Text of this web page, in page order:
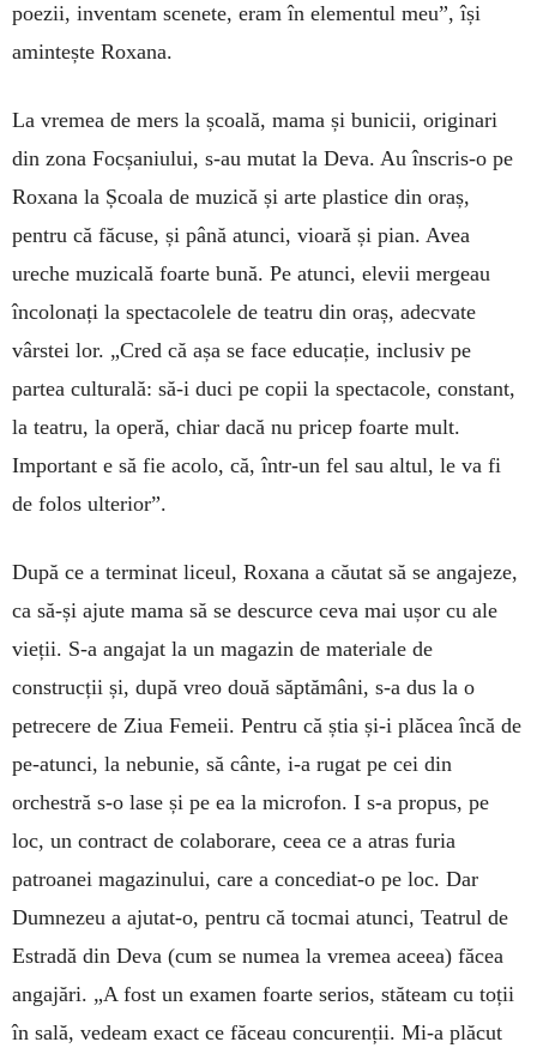
poezii, inventam scenete, eram în elementul meu”, își
amintește Roxana.
La vremea de mers la școală, mama și bunicii, originari
din zona Focșaniului, s-au mutat la Deva. Au înscris-o pe
Roxana la Școala de muzică și arte plastice din oraș,
pentru că făcuse, și până atunci, vioară și pian. Avea
ureche muzicală foarte bună. Pe atunci, elevii mergeau
încolonați la spectacolele de teatru din oraș, adecvate
vârstei lor. „Cred că așa se face educație, inclusiv pe
partea culturală: să-i duci pe copii la spectacole, constant,
la teatru, la operă, chiar dacă nu pricep foarte mult.
Important e să fie acolo, că, într-un fel sau altul, le va fi
de folos ulterior”.
După ce a terminat liceul, Roxana a căutat să se angajeze,
ca să-și ajute mama să se descurce ceva mai ușor cu ale
vieții. S-a angajat la un magazin de materiale de
construcții și, după vreo două săptămâni, s-a dus la o
petrecere de Ziua Femeii. Pentru că știa și-i plăcea încă de
pe-atunci, la nebunie, să cânte, i-a rugat pe cei din
orchestră s-o lase și pe ea la microfon. I s-a propus, pe
loc, un contract de colaborare, ceea ce a atras furia
patroanei magazinului, care a concediat-o pe loc. Dar
Dumnezeu a ajutat-o, pentru că tocmai atunci, Teatrul de
Estradă din Deva (cum se numea la vremea aceea) făcea
angajări. „A fost un examen foarte serios, stăteam cu toții
în sală, vedeam exact ce făceau concurenții. Mi-a plăcut